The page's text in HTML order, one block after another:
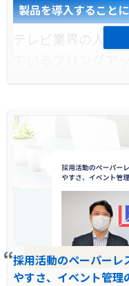
「採用一括かんり
減が実現し、紹介
フリーになりまし
能を活用して、説
出欠などを効率的
になりました。
製品を導入すること
テレビ業界の人材
人材不足に対処す
ぐに辞めてしまう
に、全社でのフォ
要がありました。
導入前に企業が抱えて
採用活動において
を管理する作業が
いました。特に、
採用活動のペーパーレ
やすさ、イベント管理